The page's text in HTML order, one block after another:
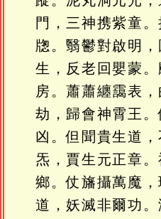
門，三神携紫童
牎。翳鬱對啟明
生，反老回嬰蒙
房。蕭蕭纏靄表
劫，歸會神霄王
凶。但聞貴生道
炁，賈生元正章
鄉。仗旛攝萬魔
道，妖滅非爾功